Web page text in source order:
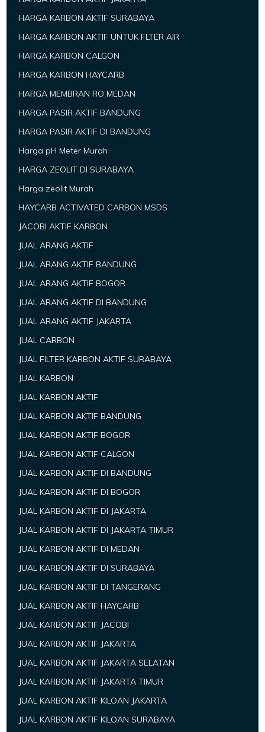
HARGA KARBON AKTIF SURABAYA
HARGA KARBON AKTIF UNTUK FLTER AIR
HARGA KARBON CALGON
HARGA KARBON HAYCARB
HARGA MEMBRAN RO MEDAN
HARGA PASIR AKTIF BANDUNG
HARGA PASIR AKTIF DI BANDUNG
Harga pH Meter Murah
HARGA ZEOLIT DI SURABAYA
Harga zeolit Murah
HAYCARB ACTIVATED CARBON MSDS
JACOBI AKTIF KARBON
JUAL ARANG AKTIF
JUAL ARANG AKTIF BANDUNG
JUAL ARANG AKTIF BOGOR
JUAL ARANG AKTIF DI BANDUNG
JUAL ARANG AKTIF JAKARTA
JUAL CARBON
JUAL FILTER KARBON AKTIF SURABAYA
JUAL KARBON
JUAL KARBON AKTIF
JUAL KARBON AKTIF BANDUNG
JUAL KARBON AKTIF BOGOR
JUAL KARBON AKTIF CALGON
JUAL KARBON AKTIF DI BANDUNG
JUAL KARBON AKTIF DI BOGOR
JUAL KARBON AKTIF DI JAKARTA
JUAL KARBON AKTIF DI JAKARTA TIMUR
JUAL KARBON AKTIF DI MEDAN
JUAL KARBON AKTIF DI SURABAYA
JUAL KARBON AKTIF DI TANGERANG
JUAL KARBON AKTIF HAYCARB
JUAL KARBON AKTIF JACOBI
JUAL KARBON AKTIF JAKARTA
JUAL KARBON AKTIF JAKARTA SELATAN
JUAL KARBON AKTIF JAKARTA TIMUR
JUAL KARBON AKTIF KILOAN JAKARTA
JUAL KARBON AKTIF KILOAN SURABAYA